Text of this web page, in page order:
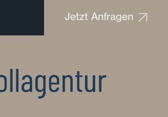
Jetzt Anfragen